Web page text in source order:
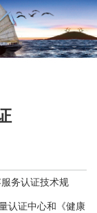
务认证技术规
认证中心和《健康